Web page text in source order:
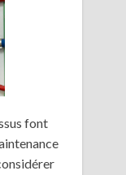
font